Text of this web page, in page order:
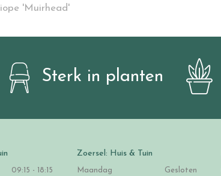
'Muirhead'
Sterk in planten
09:15 - 18:15
Zoersel: Huis & Tuin
Maandag
Gesloten